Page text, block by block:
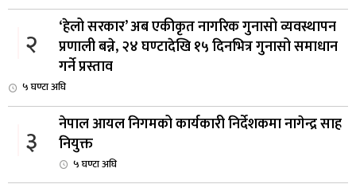
२
‘हेलो सरकार’ अब एकीकृत नागरिक गुनासो व्यवस्थापन
प्रणाली बन्ने, २४ घण्टादेखि १५ दिनभित्र गुनासो समाधान
गर्ने प्रस्ताव
५ घण्टा अघि
३
नेपाल आयल निगमको कार्यकारी निर्देशकमा नागेन्द्र साह
नियुक्त
५ घण्टा अघि